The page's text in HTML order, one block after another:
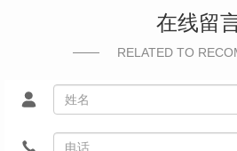
在线留
RELATED TO